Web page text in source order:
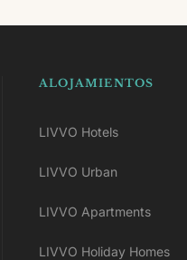
ALOJAMIENTOS
LIVVO Hotels
LIVVO Urban
LIVVO Apartments
LIVVO Holiday Homes